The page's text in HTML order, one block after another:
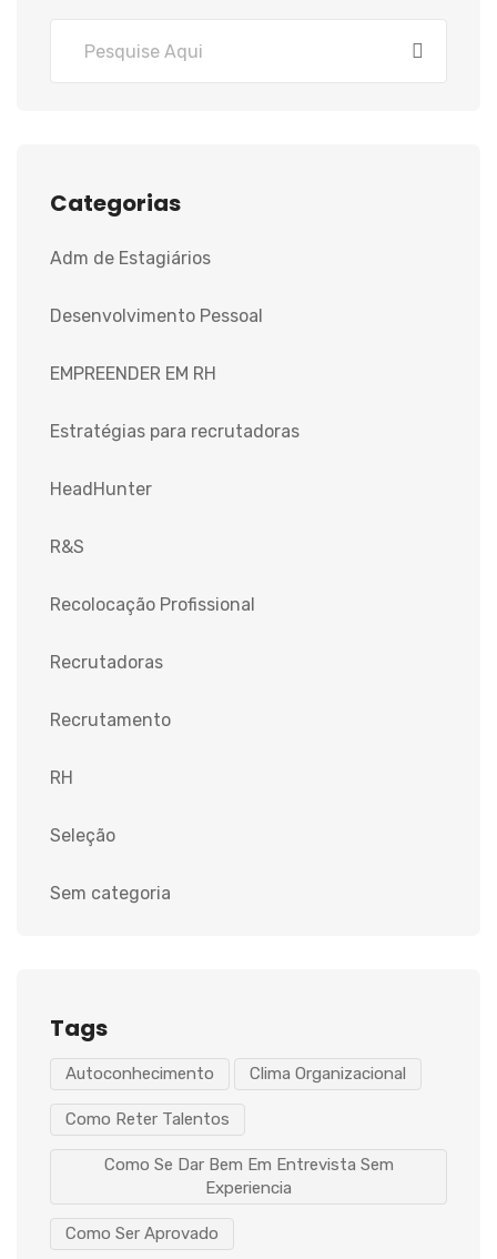
Categorias
Adm de Estagiários
Desenvolvimento Pessoal
EMPREENDER EM RH
Estratégias para recrutadoras
HeadHunter
R&S
Recolocação Profissional
Recrutadoras
Recrutamento
RH
Seleção
Sem categoria
Tags
Autoconhecimento Clima Organizacional
Como Reter Talentos
Como Se Dar Bem Em Entrevista Sem
Experiencia
Como Ser Aprovado